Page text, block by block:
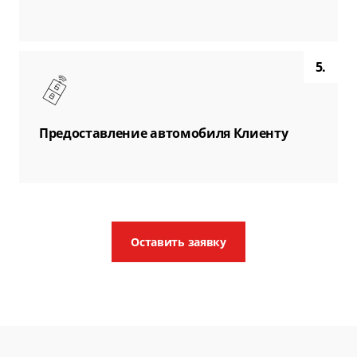
5.
Предоставление автомобиля Клиенту
Оставить заявку